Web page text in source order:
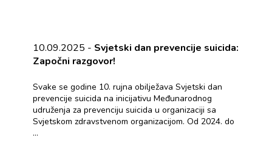
10.09.2025 - Svjetski dan prevencije suicida:
Započni razgovor!
Svake se godine 10. rujna obilježava Svjetski dan
prevencije suicida na inicijativu Međunarodnog
udruženja za prevenciju suicida u organizaciji sa
Svjetskom zdravstvenom organizacijom. Od 2024. do
...